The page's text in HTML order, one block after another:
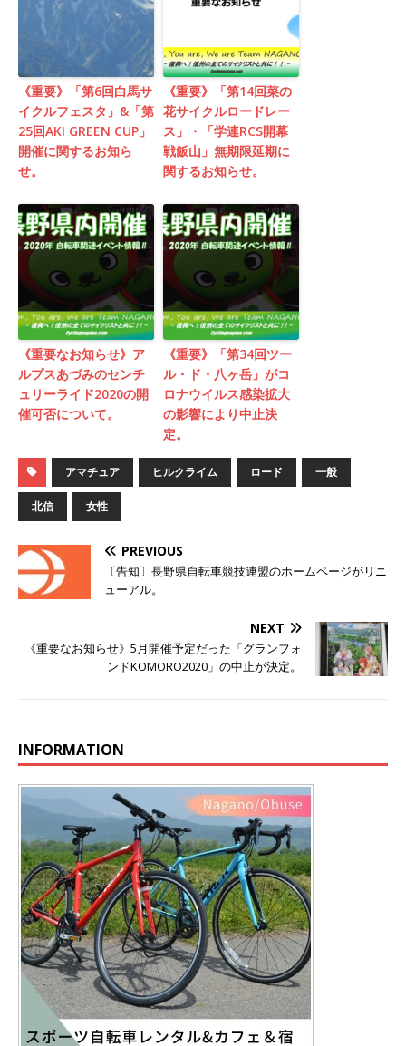
《重要》「第6回白馬サ
イクルフェスタ」&「第
25回AKI GREEN CUP」
開催に関するお知ら
せ。
《重要》「第14回菜の
花サイクルロードレー
ス」・「学連RCS開幕
戦飯山」無期限延期に
関するお知らせ。
《重要なお知らせ》ア
ルプスあづみのセンチ
ュリーライド2020の開
催可否について。
《重要》「第34回ツー
ル・ド・八ヶ岳」がコ
ロナウイルス感染拡大
の影響により中止決
定。
アマチュア ヒルクライム ロード 一般
北信 女性
PREVIOUS
〔告知〕長野県自転車競技連盟のホームページがリニ
ューアル。
NEXT
《重要なお知らせ》5月開催予定だった「グランフォ
ンドKOMORO2020」の中止が決定。
INFORMATION